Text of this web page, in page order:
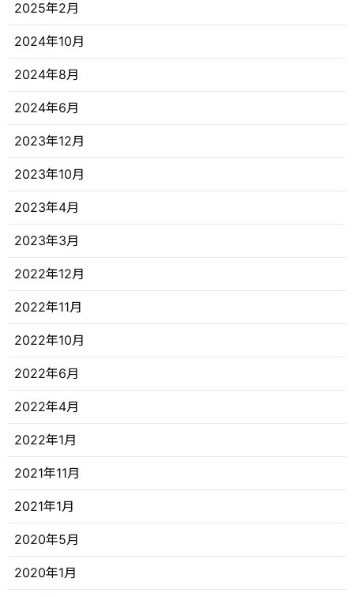
2025年2月
2024年10月
2024年8月
2024年6月
2023年12月
2023年10月
2023年4月
2023年3月
2022年12月
2022年11月
2022年10月
2022年6月
2022年4月
2022年1月
2021年11月
2021年1月
2020年5月
2020年1月